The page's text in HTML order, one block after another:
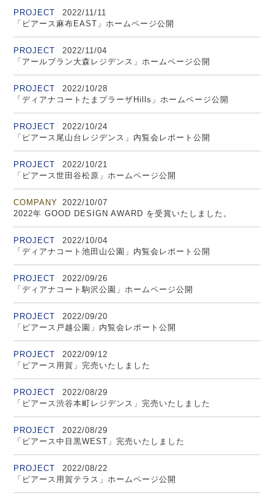
PROJECT
2022/11/11
「ピアース麻布EAST」ホームページ公開
PROJECT
2022/11/04
「アールブラン大森レジデンス」ホームページ公開
PROJECT
2022/10/28
「ディアナコートたまプラーザHills」ホームページ公開
PROJECT
2022/10/24
「ピアース尾山台レジデンス」内覧会レポート公開
PROJECT
2022/10/21
「ピアース世田谷松原」ホームページ公開
COMPANY
2022/10/07
2022年 GOOD DESIGN AWARD を受賞いたしました。
PROJECT
2022/10/04
「ディアナコート池田山公園」内覧会レポート公開
PROJECT
2022/09/26
「ディアナコート駒沢公園」ホームページ公開
PROJECT
2022/09/20
「ピアース戸越公園」内覧会レポート公開
PROJECT
2022/09/12
「ピアース用賀」完売いたしました
PROJECT
2022/08/29
「ピアース渋谷本町レジデンス」完売いたしました
PROJECT
2022/08/29
「ピアース中目黒WEST」完売いたしました
PROJECT
2022/08/22
「ピアース用賀テラス」ホームページ公開